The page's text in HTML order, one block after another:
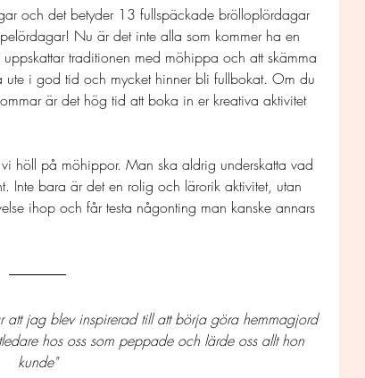
och det betyder 13 fullspäckade brölloplördagar
Nu är det inte alla som kommer ha en
traditionen med möhippa och att skämma
ute i god tid och mycket hinner bli fullbokat. Om du
är det hög tid att boka in er kreativa aktivitet
höll på möhippor. Man ska aldrig underskatta vad
Inte bara är det en rolig och lärorik aktivitet, utan
ihop och får testa någonting man kanske annars
att jag blev inspirerad till att börja göra hemmagjord
hos oss som peppade och lärde oss allt hon
kunde"